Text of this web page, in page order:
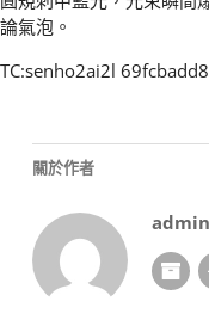
論氣泡。
TC:senho2ai2l
關於作者
admin